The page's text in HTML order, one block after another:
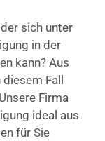
sich unter
in der
kann? Aus
Fall
Firma
ideal aus
für Sie